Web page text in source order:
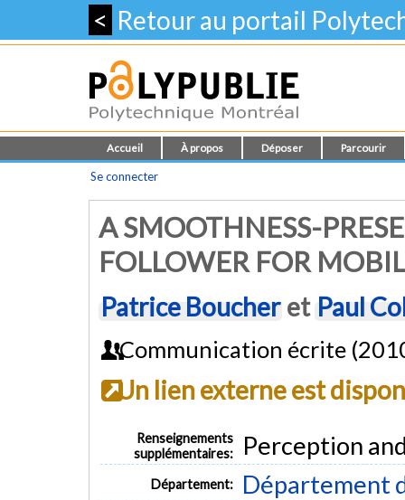
< Retour au portail
Accueil À propos Déposer Parcourir
Se connecter
A SMOOTHNESS-
FOLLOWER FOR
Patrice Boucher et Paul
Communication écrite
Un lien externe est
Renseignements
supplémentaires:
Perception
Département: Département